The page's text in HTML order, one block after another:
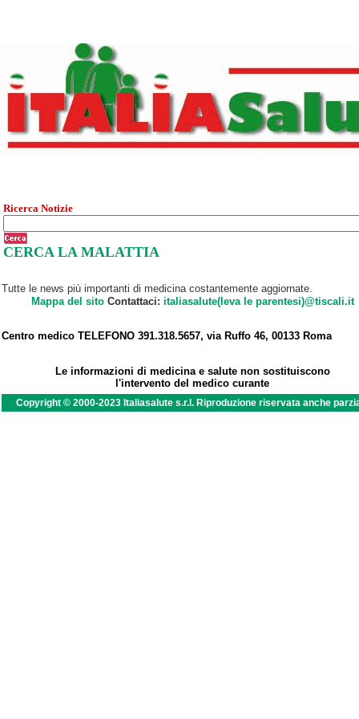
Ricerca Notizie
CERCA LA MALATTIA
Tutte le news più importanti di medicina costantemente aggiornate.
Mappa del sitoContattaci: italiasalute(leva le parentesi)@tiscali.it
Centro medico TELEFONO 391.318.5657, via Ruffo 46, 00133 Roma
Le informazioni di medicina e salute non sostituiscono
l'intervento del medico curante
Copyright © 2000-2023 Italiasalute s.r.l. Riproduzione riservata anche